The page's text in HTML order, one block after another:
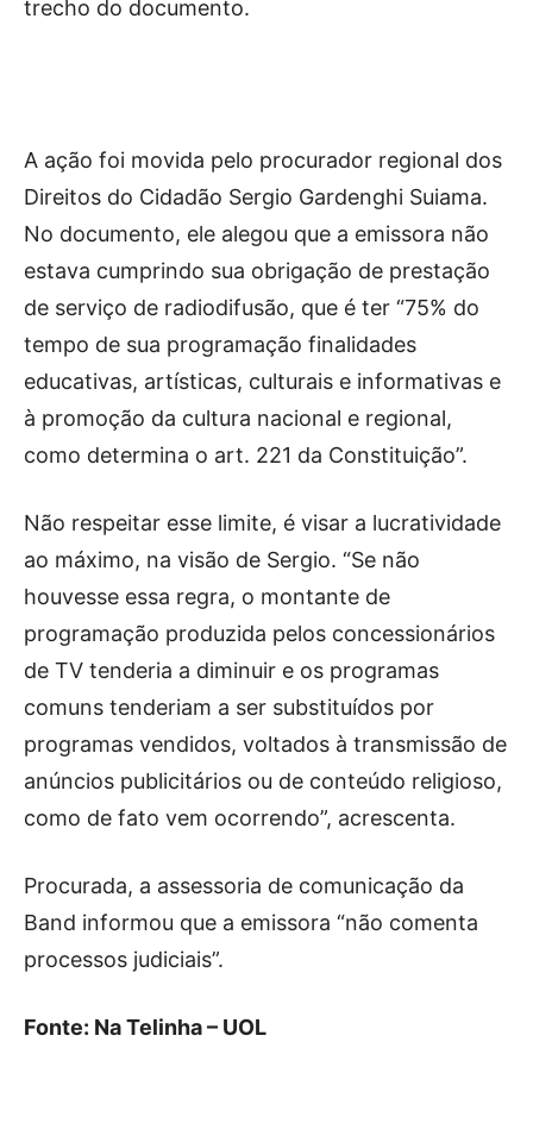
trecho do documento.
A ação foi movida pelo procurador regional dos
Direitos do Cidadão Sergio Gardenghi Suiama.
No documento, ele alegou que a emissora não
estava cumprindo sua obrigação de prestação
de serviço de radiodifusão, que é ter “75% do
tempo de sua programação finalidades
educativas, artísticas, culturais e informativas e
à promoção da cultura nacional e regional,
como determina o art. 221 da Constituição”.
Não respeitar esse limite, é visar a lucratividade
ao máximo, na visão de Sergio. “Se não
houvesse essa regra, o montante de
programação produzida pelos concessionários
de TV tenderia a diminuir e os programas
comuns tenderiam a ser substituídos por
programas vendidos, voltados à transmissão de
anúncios publicitários ou de conteúdo religioso,
como de fato vem ocorrendo”, acrescenta.
Procurada, a assessoria de comunicação da
Band informou que a emissora “não comenta
processos judiciais”.
Fonte: Na Telinha – UOL